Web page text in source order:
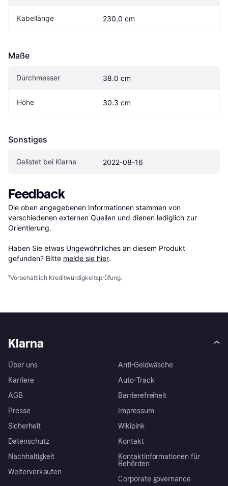
Kabellänge 230.0 cm
Maße
Durchmesser 38.0 cm
Höhe 30.3 cm
Sonstiges
Gelistet bei Klarna 2022-08-16
Feedback
Die oben angegebenen Informationen stammen von
verschiedenen externen Quellen und dienen lediglich zur
Orientierung.
Haben Sie etwas Ungewöhnliches an diesem Produkt
gefunden? Bitte melde sie hier.
¹Vorbehaltlich Kreditwürdigkeitsprüfung.
Klarna
Über uns
Karriere
AGB
Presse
Sicherheit
Datenschutz
Nachhaltigkeit
Weiterverkaufen
Anti-Geldwäsche
Auto-Track
Barrierefreiheit
Impressum
Wikipink
Kontakt
Kontaktinformationen für
Behörden
Corporate governance